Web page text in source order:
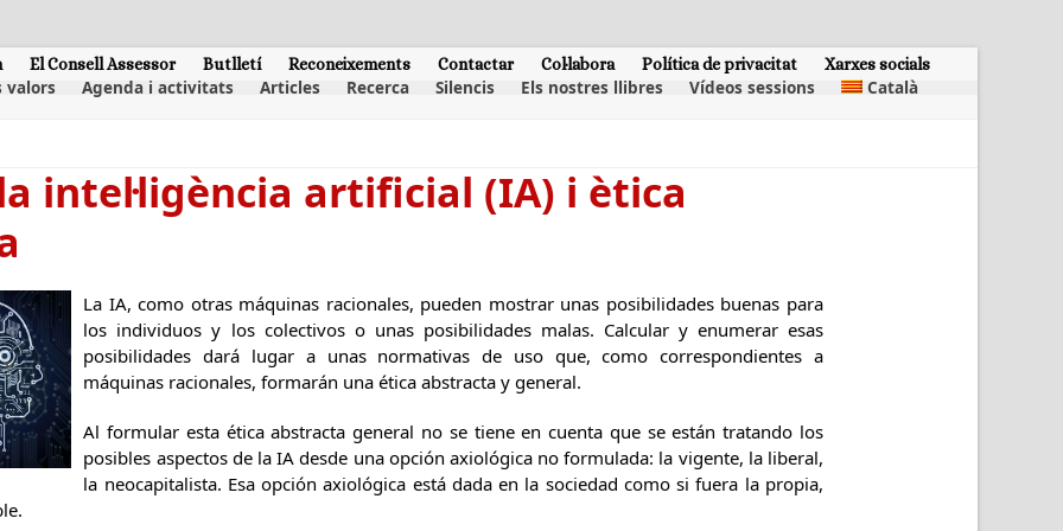
El Consell Assessor Butlletí Reconeixements Contactar Col·labora Política de privacitat Xarxes socials
valors Agenda i activitats Articles Recerca Silencis Els nostres llibres Vídeos sessions Català
intel·ligència artificial (IA) i ètica
La IA, como otras máquinas racionales, pueden mostrar unas posibilidades buenas para
los individuos y los colectivos o unas posibilidades malas. Calcular y enumerar esas
posibilidades dará lugar a unas normativas de uso que, como correspondientes a
máquinas racionales, formarán una ética abstracta y general.
Al formular esta ética abstracta general no se tiene en cuenta que se están tratando los
posibles aspectos de la IA desde una opción axiológica no formulada: la vigente, la liberal,
la neocapitalista. Esa opción axiológica está dada en la sociedad como si fuera la propia,